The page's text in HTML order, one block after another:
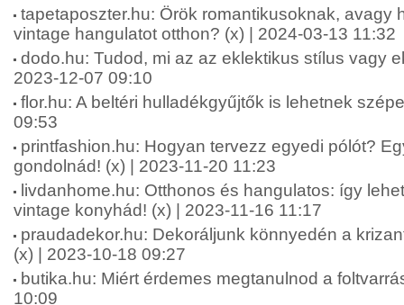
tapetaposzter.hu: Örök romantikusoknak, avagy
vintage hangulatot otthon? (x) | 2024-03-13 11:32
dodo.hu: Tudod, mi az az eklektikus stílus vagy
2023-12-07 09:10
flor.hu: A beltéri hulladékgyűjtők is lehetnek
09:53
printfashion.hu: Hogyan tervezz egyedi pólót?
gondolnád! (x) | 2023-11-20 11:23
livdanhome.hu: Otthonos és hangulatos: így
vintage konyhád! (x) | 2023-11-16 11:17
praudadekor.hu: Dekoráljunk könnyedén a
(x) | 2023-10-18 09:27
butika.hu: Miért érdemes megtanulnod a
10:09